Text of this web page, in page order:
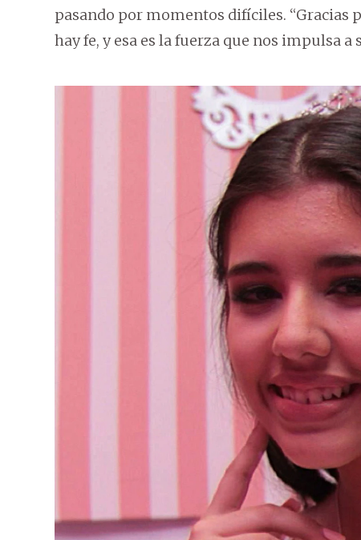
pasando por momentos difíciles. “Gracias
hay fe, y esa es la fuerza que nos impulsa